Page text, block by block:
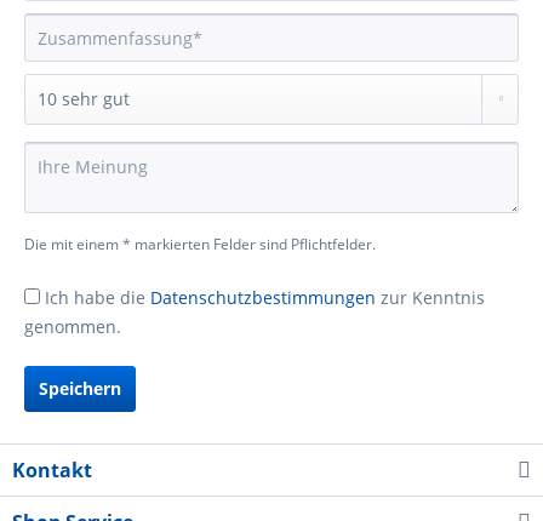
Die mit einem * markierten Felder sind Pflichtfelder.
Ich habe die Datenschutzbestimmungen zur Kenntnis
genommen.
Speichern
Kontakt